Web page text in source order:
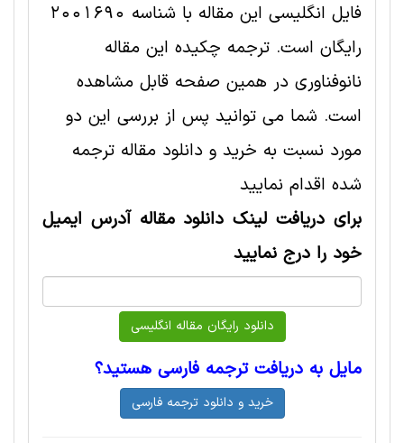
فایل انگلیسی این مقاله با شناسه 2001690
رایگان است. ترجمه چکیده این مقاله
نانوفناوری در همین صفحه قابل مشاهده
است. شما می توانید پس از بررسی این دو
مورد نسبت به خرید و دانلود مقاله ترجمه
شده اقدام نمایید
برای دریافت لینک دانلود مقاله آدرس ایمیل
خود را درج نمایید
مایل به دریافت ترجمه فارسی هستید؟